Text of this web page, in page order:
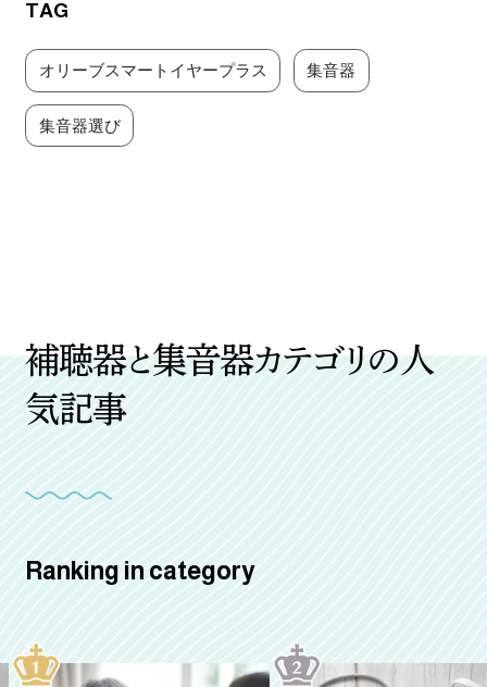
TAG
オリーブスマートイヤープラス 集音器
集音器選び
補聴器と集音器カテゴリの人
気記事
Ranking in category